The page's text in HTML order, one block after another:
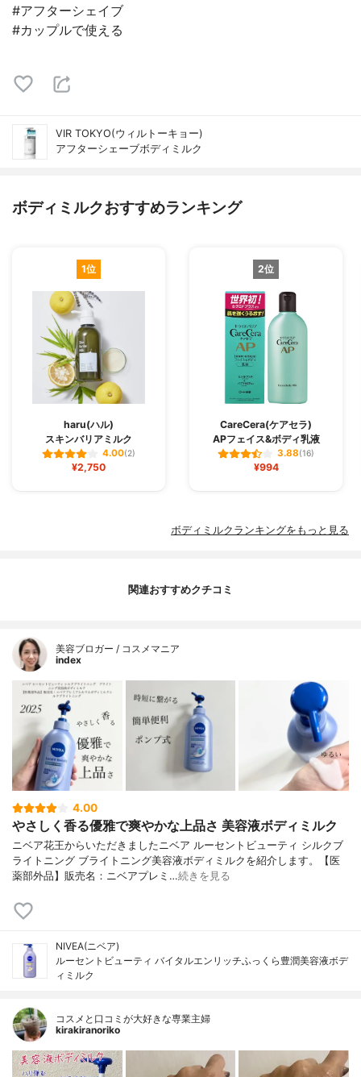
#アフターシェイブ
#カップルで使える
VIR TOKYO(ウィルトーキョー)
アフターシェーブボディミルク
ボディミルクおすすめランキング
1位
haru(ハル)
スキンバリアミルク
4.00(2)
¥2,750
2位
CareCera(ケアセラ)
APフェイス&ボディ乳液
3.88(16)
¥994
ボディミルクランキングをもっと見る
関連おすすめクチコミ
美容ブロガー / コスメマニア
index
4.00
やさしく香る優雅で爽やかな上品さ 美容液ボディミルク
ニベア花王からいただきましたニベア ルーセントビューティ シルクブ
ライトニング ブライトニング美容液ボディミルクを紹介します。【医
薬部外品】販売名：ニベアプレミ…続きを見る
NIVEA(ニベア)
ルーセントビューティ バイタルエンリッチふっくら豊潤美容液ボデ
ィミルク
コスメと口コミが大好きな専業主婦
kirakiranoriko